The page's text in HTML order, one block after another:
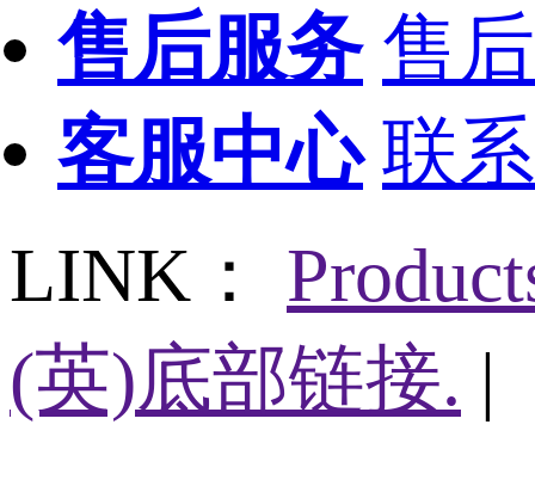
售后服务 售
客服中心 联
LINK：
(英)底部链接. |